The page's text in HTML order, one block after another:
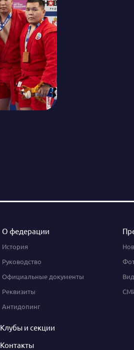
О федерации
История
Руководство
Официальные документы
Реквизиты
Антидопинг
Клубы и секции
Контакты